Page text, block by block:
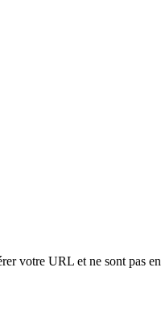
votre URL et ne sont pas